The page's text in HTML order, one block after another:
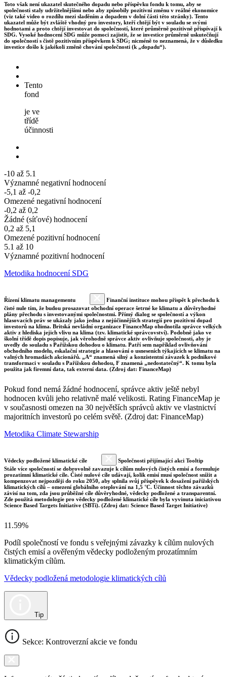
Toto však není ukazatel skutečného dopadu nebo příspěvku fondu k tomu, aby se
společnosti staly udržitelnějšími nebo aby způsobily pozitivní změnu v reálné ekonomice
(viz také video o rozdílu mezi sladěním a dopadem v dolní části této stránky). Tento
ukazatel může být zvláště vhodný pro investory, kteří chtějí být v souladu se svými
hodnotami a proto chtějí investovat do společností, které průměrně pozitivně přispívají k
SDG. Vysoké hodnocení SDG může pomoci zajistit, že se investice průměrně uskutečňují
do společností s čistě pozitivním příspěvkem k SDG; nicméně to neznamená, že v důsledku
investice došlo k jakékoli změně chování společnosti (k „dopadu“).
Tento
fond
je ve
třídě
účinnosti
-10 až 5.1
Významné negativní hodnocení
-5,1 až -0,2
Omezené negativní hodnocení
-0,2 až 0,2
Žádné (síťové) hodnocení
0,2 až 5,1
Omezené pozitivní hodnocení
5.1 až 10
Významné pozitivní hodnocení
Metodika hodnocení SDG
Řízení klimatu managementu
Finanční instituce mohou přispět k přechodu k
čisté nule tím, že budou prosazovat obchodní operace šetrné ke klimatu a důvěryhodné
plány přechodu s investovanými společnostmi. Přímý dialog se společností a výkon
hlasovacích práv se ukázaly jako jedna z nejúčinnějších strategií pro pozitivní dopad
investorů na klima. Britská nevládní organizace FinanceMap ohodnotila správce velkých
aktiv z hlediska jejich vlivu na klima (tzv. klimatické správcovství). Podobně jako ve
školní třídě dopis popisuje, jak věrohodně správce aktiv ovlivňuje společnosti, aby je
uvedly do souladu s Pařížskou dohodou o klimatu. Patří sem například ovlivňování
obchodního modelu, eskalační strategie a hlasování o usneseních týkajících se klimatu na
valných hromadách akcionářů. „A“ znamená silný a konzistentní závazek k podnikové
transformaci v souladu s Pařížskou dohodou, F znamená „nedostatečný“. K tomu byla
použita jak firemní data, tak externí data. (Zdroj dat: FinanceMap)
Pokud fond nemá žádné hodnocení, správce aktiv ještě nebyl
hodnocen kvůli jeho relativně malé velikosti. Rating FinanceMap je
v současnosti omezen na 30 největších správců aktiv ve vlastnictví
majoritních investorů po celém světě. (Zdroj dat: FinanceMap)
Metodika Climate Stewarship
Vědecky podložené klimatické cíle
Společnosti přijímající akci Tooltip
Stále více společností se dobrovolně zavazuje k cílům nulových čistých emisí a formuluje
prozatímní klimatické cíle. Čisté nulové cíle udávají, kolik emisí musí společnost snížit a
kompenzovat nejpozději do roku 2050, aby splnila svůj příspěvek k dosažení pařížských
klimatických cílů – omezení globálního oteplování na 1,5 °C. Účinnost těchto závazků
závisí na tom, zda jsou průběžné cíle důvěryhodné, vědecky podložené a transparentní.
Zde použitá metodologie pro vědecky podložené klimatické cíle byla vyvinuta iniciativou
Science Based Targets Initiative (SBTi). (Zdroj dat: Science Based Target Initiative)
11.59%
Podíl společností ve fondu s veřejnými závazky k cílům nulových
čistých emisí a ověřeným vědecky podloženým prozatímním
klimatickým cílům.
Vědecky podložená metodologie klimatických cílů
Tip
Sekce: Kontroverzní akcie ve fondu